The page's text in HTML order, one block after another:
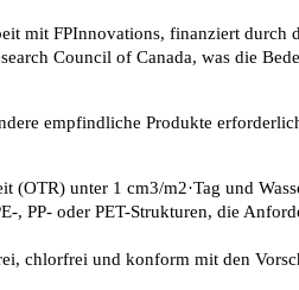
mit FPInnovations, finanziert durch
Council of Canada, was die
empfindliche Produkte
(OTR) unter 1 cm3/m2·Tag und
, PP- oder PET-Strukturen, die
chlorfrei und konform mit den